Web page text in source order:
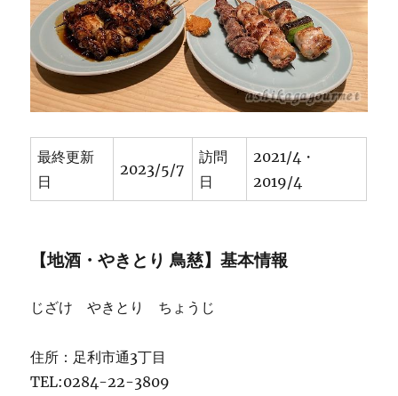
校・
JR
足
駅
近
★★★★
最終更新
日
2023/5/7
訪問
日
2021/4・
2019/4
【地酒・やきとり 鳥慈】基本情報
じざけ やきとり ちょうじ
住所：足利市通3丁目
TEL:0284-22-3809